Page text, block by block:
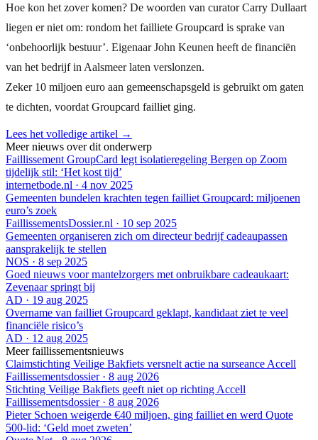
Hoe kon het zover komen? De woorden van curator Carry Dullaart
liegen er niet om: rondom het failliete Groupcard is sprake van
‘onbehoorlijk bestuur’. Eigenaar John Keunen heeft de financiën
van het bedrijf in Aalsmeer laten verslonzen.
Zeker 10 miljoen euro aan gemeenschapsgeld is gebruikt om gaten
te dichten, voordat Groupcard failliet ging.
Lees het volledige artikel →
Meer nieuws over dit onderwerp
Faillissement GroupCard legt isolatieregeling Bergen op Zoom
tijdelijk stil: ‘Het kost tijd’
internetbode.nl · 4 nov 2025
Gemeenten bundelen krachten tegen failliet Groupcard: miljoenen
euro’s zoek
FaillissementsDossier.nl · 10 sep 2025
Gemeenten organiseren zich om directeur bedrijf cadeaupassen
aansprakelijk te stellen
NOS · 8 sep 2025
Goed nieuws voor mantelzorgers met onbruikbare cadeaukaart:
Zevenaar springt bij
AD · 19 aug 2025
Overname van failliet Groupcard geklapt, kandidaat ziet te veel
financiële risico’s
AD · 12 aug 2025
Meer faillissementsnieuws
Claimstichting Veilige Bakfiets versnelt actie na surseance Accell
Faillissementsdossier· 8 aug 2026
Stichting Veilige Bakfiets geeft niet op richting Accell
Faillissementsdossier· 8 aug 2026
Pieter Schoen weigerde €40 miljoen, ging failliet en werd Quote
500-lid: ‘Geld moet zweten’